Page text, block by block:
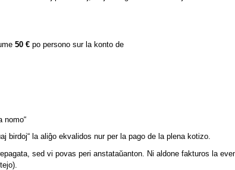
50 € po persono sur la konto de
nomo“
birdoj“ la aliĝo ekvalidos nur per la pago de la plena kotizo.
sed vi povas peri anstataŭanton. Ni aldone fakturos la